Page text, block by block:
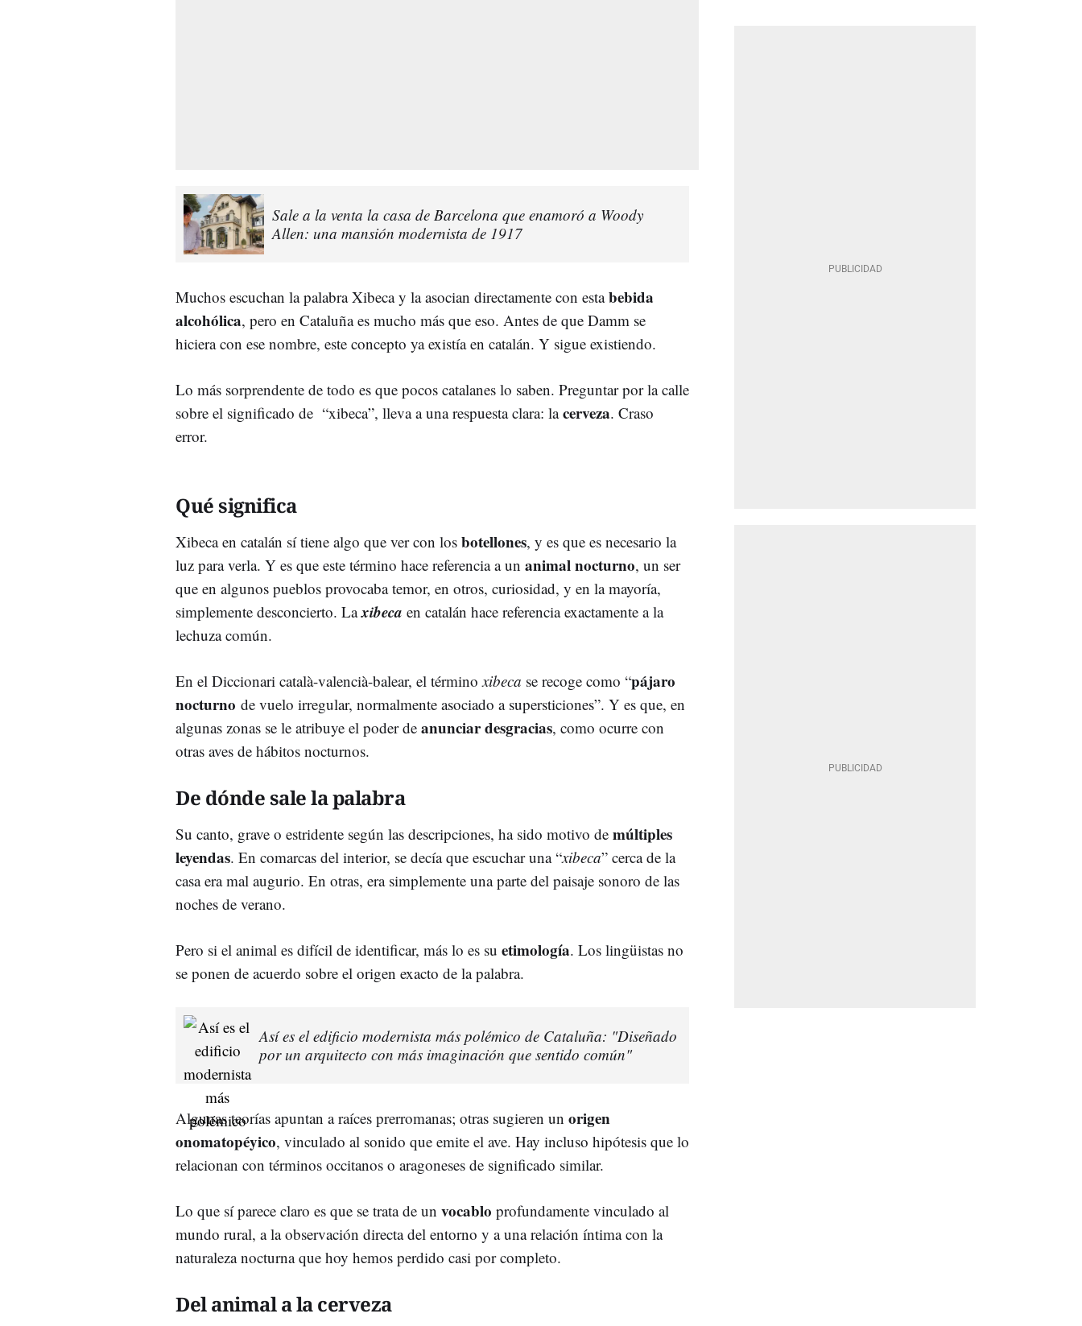
Sale a la venta la casa de Barcelona que enamoró a Woody
Allen: una mansión modernista de 1917
Muchos escuchan la palabra Xibeca y la asocian directamente con estabebida
alcohólica, pero en Cataluña es mucho más que eso. Antes de que Damm se
hiciera con ese nombre, este concepto ya existía en catalán. Y sigue existiendo.
Lo más sorprendente de todo es que pocos catalanes lo saben. Preguntar por la calle
sobre el significado de “xibeca”, lleva a una respuesta clara: lacerveza. Craso
error.
Qué significa
Xibeca en catalán sí tiene algo que ver con los botellones, y es que es necesario la
luz para verla. Y es que este término hace referencia a un animal nocturno, un ser
que en algunos pueblos provocaba temor, en otros, curiosidad, y en la mayoría,
simplemente desconcierto. Laxibeca en catalán hace referencia exactamente a la
lechuza común.
En el Diccionari català-valencià-balear, el términoxibeca se recoge como “pájaro
nocturno de vuelo irregular, normalmente asociado a supersticiones”. Y es que, en
algunas zonas se le atribuye el poder de anunciar desgracias, como ocurre con
otras aves de hábitos nocturnos.
De dónde sale la palabra
Su canto, grave o estridente según las descripciones, ha sido motivo de múltiples
leyendas. En comarcas del interior, se decía que escuchar una “xibeca” cerca de la
casa era mal augurio. En otras, era simplemente una parte del paisaje sonoro de las
noches de verano.
Pero si el animal es difícil de identificar, más lo es su etimología. Los lingüistas no
se ponen de acuerdo sobre el origen exacto de la palabra.
Así es el edificio modernista más polémico de Cataluña: "Diseñado
por un arquitecto con más imaginación que sentido común"
Algunas teorías apuntan a raíces prerromanas; otras sugieren un origen
onomatopéyico, vinculado al sonido que emite el ave. Hay incluso hipótesis que lo
relacionan con términos occitanos o aragoneses de significado similar.
Lo que sí parece claro es que se trata de un vocablo profundamente vinculado al
mundo rural, a la observación directa del entorno y a una relación íntima con la
naturaleza nocturna que hoy hemos perdido casi por completo.
Del animal a la cerveza